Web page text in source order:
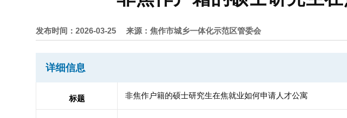
发布时间：2026-03-25 来源：焦作市城乡一体化示范区管委会
详细信息
标题 非焦作户籍的硕士研究生在焦就业如何申请人才公寓